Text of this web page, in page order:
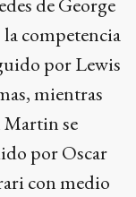
competencia
por Lewis
mientras
se
por Oscar
con medio